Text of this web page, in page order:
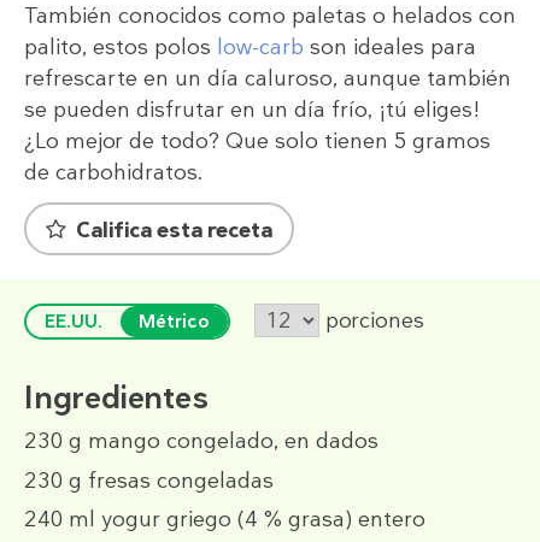
También conocidos como paletas o helados con
palito, estos polos low-carb son ideales para
refrescarte en un día caluroso, aunque también
se pueden disfrutar en un día frío, ¡tú eliges!
¿Lo mejor de todo? Que solo tienen 5 gramos
de carbohidratos.
Califica esta receta
EE.UU. Métrico porciones
Ingredientes
230 g mango congelado, en dados
230 g fresas congeladas
240 ml yogur griego (4 % grasa) entero